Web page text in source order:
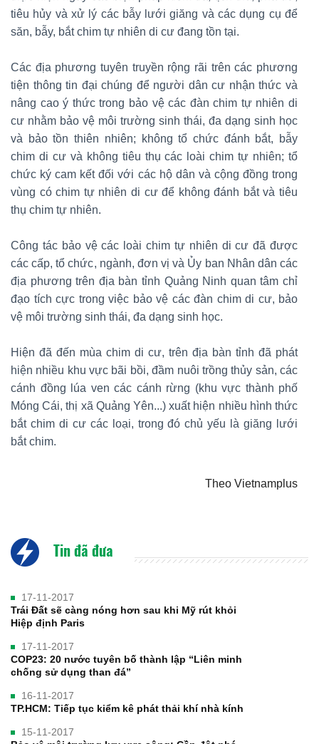
tiêu hủy và xử lý các bẫy lưới giăng và các dụng cụ để
săn, bẫy, bắt chim tự nhiên di cư đang tồn tại.
Các địa phương tuyên truyền rộng rãi trên các phương
tiện thông tin đại chúng để người dân cư nhận thức và
nâng cao ý thức trong bảo vệ các đàn chim tự nhiên di
cư nhằm bảo vệ môi trường sinh thái, đa dạng sinh học
và bảo tồn thiên nhiên; không tổ chức đánh bắt, bẫy
chim di cư và không tiêu thụ các loài chim tự nhiên; tổ
chức ký cam kết đối với các hộ dân và cộng đồng trong
vùng có chim tự nhiên di cư để không đánh bắt và tiêu
thụ chim tự nhiên.
Công tác bảo vệ các loài chim tự nhiên di cư đã được
các cấp, tổ chức, ngành, đơn vị và Ủy ban Nhân dân các
địa phương trên địa bàn tỉnh Quảng Ninh quan tâm chỉ
đạo tích cực trong việc bảo vệ các đàn chim di cư, bảo
vệ môi trường sinh thái, đa dạng sinh học.
Hiện đã đến mùa chim di cư, trên địa bàn tỉnh đã phát
hiện nhiều khu vực bãi bồi, đầm nuôi trồng thủy sản, các
cánh đồng lúa ven các cánh rừng (khu vực thành phố
Móng Cái, thị xã Quảng Yên...) xuất hiện nhiều hình thức
bắt chim di cư các loại, trong đó chủ yếu là giăng lưới
bắt chim.
Theo Vietnamplus
Tin đã đưa
17-11-2017
Trái Đất sẽ càng nóng hơn sau khi Mỹ rút khỏi
Hiệp định Paris
17-11-2017
COP23: 20 nước tuyên bố thành lập “Liên minh
chống sử dụng than đá”
16-11-2017
TP.HCM: Tiếp tục kiểm kê phát thải khí nhà kính
15-11-2017